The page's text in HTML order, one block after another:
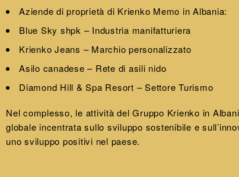
Aziende di proprietà di Krienko Memo in Albania:
Blue Sky shpk – Industria manifatturiera
Krienko Jeans – Marchio personalizzato
Asilo canadese – Rete di asili nido
Diamond Hill & Spa Resort – Settore Turismo
Nel complesso, le attività del Gruppo Krienko in
globale incentrata sullo sviluppo sostenibile e
uno sviluppo positivi nel paese.